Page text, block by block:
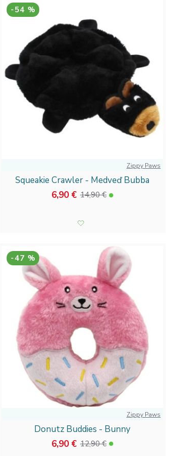
-54 %
Zippy Paws
Squeakie Crawler - Medveď Bubba
6,90 € 14,90 €
-47 %
Zippy Paws
Donutz Buddies - Bunny
6,90 € 12,90 €